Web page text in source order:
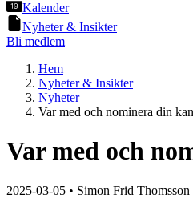
Kalender
Nyheter & Insikter
Bli medlem
Hem
Nyheter & Insikter
Nyheter
Var med och nominera din
Var med och
2025-03-05 • Simon Frid Thomsson